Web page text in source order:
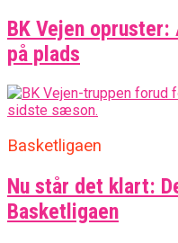
BK Vejen opruster:
på plads
Basketligaen
Nu står det klart:
Basketligaen